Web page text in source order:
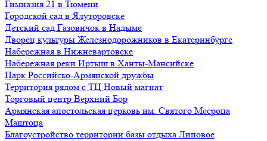
Гимназия 21 в Тюмени
Городской сад в Ялуторовске
Детский сад Газовичок в Надыме
Дворец культуры Железнодорожников в Екатеринбурге
Набережная в Нижневартовске
Набережная реки Иртыш в Ханты-Мансийске
Парк Российско-Армянской дружбы
Территория рядом с ТЦ Новый магнат
Торговый центр Верхний Бор
Армянская апостольская церковь им. Святого Месропа
Маштоца
Благоустройство территории базы отдыха Липовое